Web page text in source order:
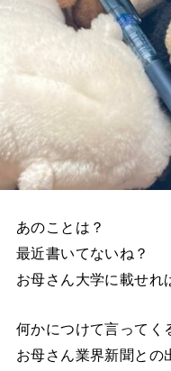
あのことは？
最近書いてないね？
お母さん大学に載せれ
何かにつけて言ってく
お母さん業界新聞との